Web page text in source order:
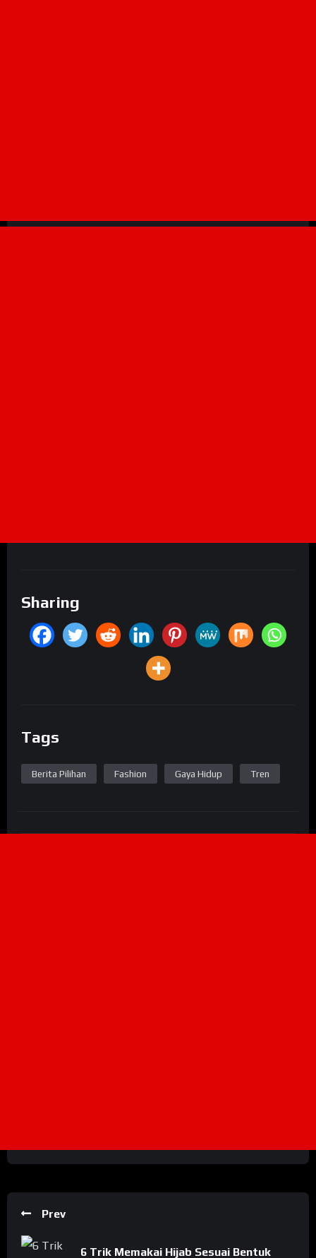
Sharing
Tags
Berita Pilihan Fashion Gaya Hidup Tren
Prev
6 Trik Memakai Hijab Sesuai Bentuk